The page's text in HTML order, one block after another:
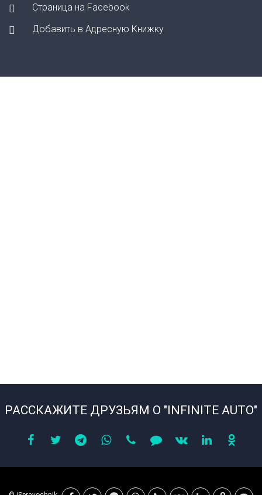
Страница на Facebook
Добавить в Адресную Книжку
РАССКАЖИТЕ ДРУЗЬЯМ О "INFINITE AUTO"